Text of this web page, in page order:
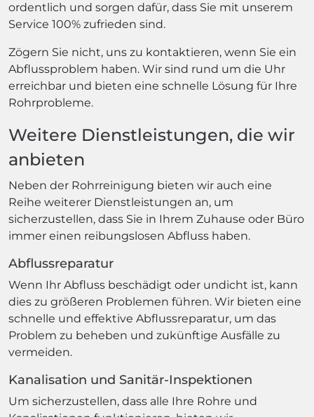
ordentlich und sorgen dafür, dass Sie mit unserem
Service 100% zufrieden sind.
Zögern Sie nicht, uns zu kontaktieren, wenn Sie ein
Abflussproblem haben. Wir sind rund um die Uhr
erreichbar und bieten eine schnelle Lösung für Ihre
Rohrprobleme.
Weitere Dienstleistungen, die wir
anbieten
Neben der Rohrreinigung bieten wir auch eine
Reihe weiterer Dienstleistungen an, um
sicherzustellen, dass Sie in Ihrem Zuhause oder Büro
immer einen reibungslosen Abfluss haben.
Abflussreparatur
Wenn Ihr Abfluss beschädigt oder undicht ist, kann
dies zu größeren Problemen führen. Wir bieten eine
schnelle und effektive Abflussreparatur, um das
Problem zu beheben und zukünftige Ausfälle zu
vermeiden.
Kanalisation und Sanitär-Inspektionen
Um sicherzustellen, dass alle Ihre Rohre und